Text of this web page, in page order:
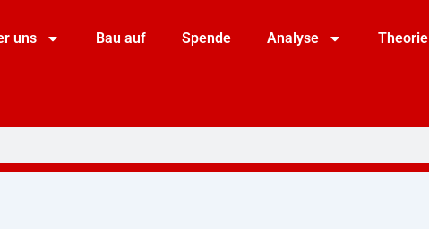
uns Bau auf Spende Analyse Theorie